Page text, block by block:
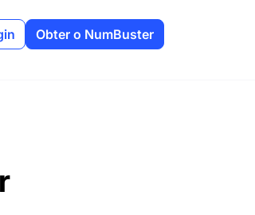
Obter o NumBuster